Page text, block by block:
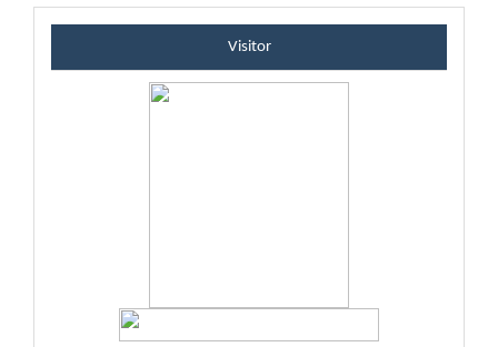
Visitor